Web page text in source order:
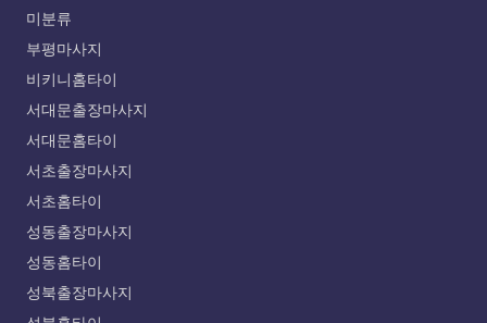
미분류
부평마사지
비키니홈타이
서대문출장마사지
서대문홈타이
서초출장마사지
서초홈타이
성동출장마사지
성동홈타이
성북출장마사지